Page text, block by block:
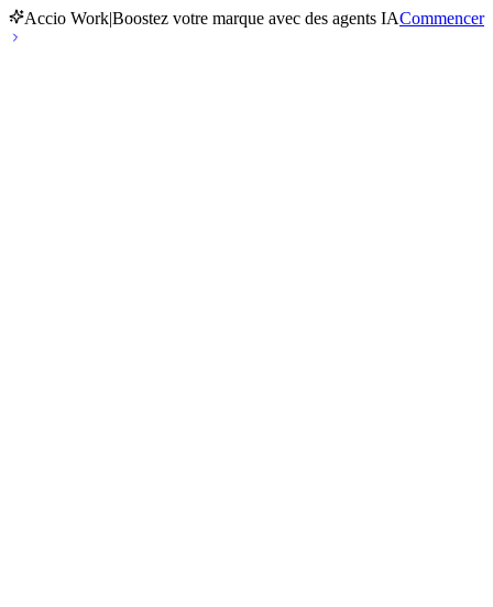
Accio Work|Boostez votre marque avec des agents IACommencer